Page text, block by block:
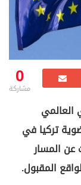
0
مشاركة
العالمي
تركيا في
عن المسار
المقبول.